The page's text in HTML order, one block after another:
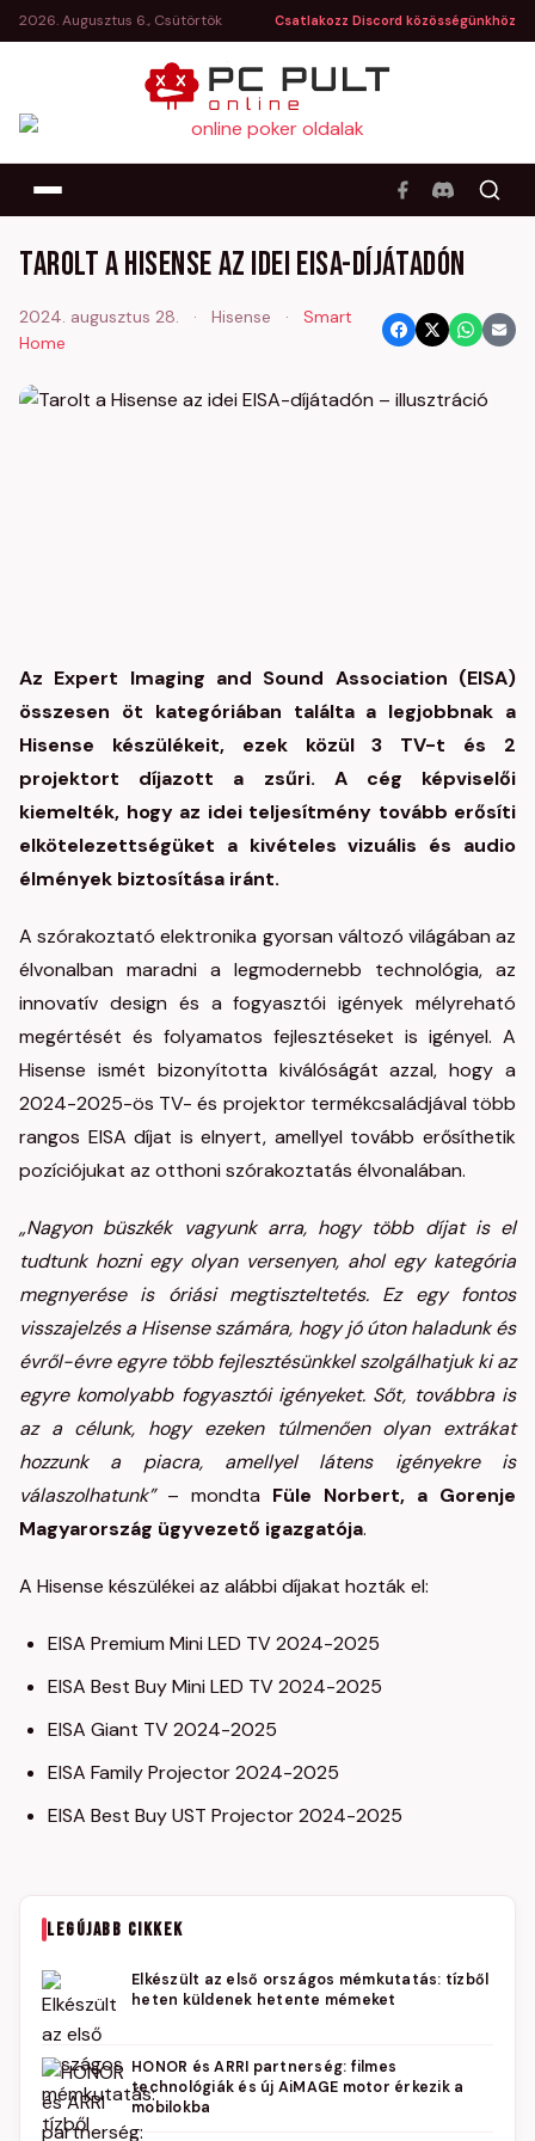
2026. Augusztus 6., Csütörtök Csatlakozz Discord közösségünkhöz
Tarolt a Hisense az idei EISA-díjátadón
2024. augusztus 28. · Hisense ·
Smart
Home
Az Expert Imaging and Sound Association (EISA)
összesen öt kategóriában találta a legjobbnak a
Hisense készülékeit, ezek közül 3 TV-t és 2
projektort díjazott a zsűri. A cég képviselői
kiemelték, hogy az idei teljesítmény tovább erősíti
elkötelezettségüket a kivételes vizuális és audio
élmények biztosítása iránt.
A szórakoztató elektronika gyorsan változó világában az
élvonalban maradni a legmodernebb technológia, az
innovatív design és a fogyasztói igények mélyreható
megértését és folyamatos fejlesztéseket is igényel. A
Hisense ismét bizonyította kiválóságát azzal, hogy a
2024-2025-ös TV- és projektor termékcsaládjával több
rangos EISA díjat is elnyert, amellyel tovább erősíthetik
pozíciójukat az otthoni szórakoztatás élvonalában.
„Nagyon büszkék vagyunk arra, hogy több díjat is el
tudtunk hozni egy olyan versenyen, ahol egy kategória
megnyerése is óriási megtiszteltetés. Ez egy fontos
visszajelzés a Hisense számára, hogy jó úton haladunk és
évről-évre egyre több fejlesztésünkkel szolgálhatjuk ki az
egyre komolyabb fogyasztói igényeket. Sőt, továbbra is
az a célunk, hogy ezeken túlmenően olyan extrákat
hozzunk a piacra, amellyel látens igényekre is
válaszolhatunk” – mondta Füle Norbert, a Gorenje
Magyarország ügyvezető igazgatója.
A Hisense készülékei az alábbi díjakat hozták el:
EISA Premium Mini LED TV 2024-2025
EISA Best Buy Mini LED TV 2024-2025
EISA Giant TV 2024-2025
EISA Family Projector 2024-2025
EISA Best Buy UST Projector 2024-2025
LEGÚJABB CIKKEK
Elkészült az első országos mémkutatás: tízből
heten küldenek hetente mémeket
HONOR és ARRI partnerség: filmes
technológiák és új AiMAGE motor érkezik a
mobilokba